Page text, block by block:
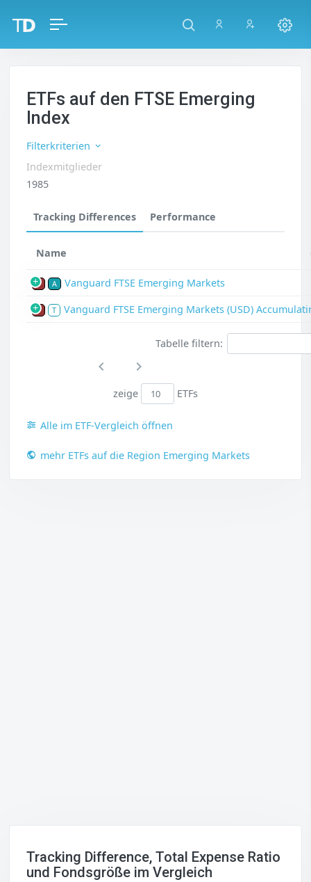
ETFs auf den FTSE Emerging
Index
Filterkriterien
Indexmitglieder
1985
Tracking Differences Performance
Name
P A Vanguard FTSE Emerging Markets
P T Vanguard FTSE Emerging Markets (USD)
Tabelle filtern:
zeige ETFs
Alle im ETF-Vergleich öffnen
mehr ETFs auf die Region Emerging Markets
Tracking Difference, Total Expense Ratio
und Fondsgröße im Vergleich